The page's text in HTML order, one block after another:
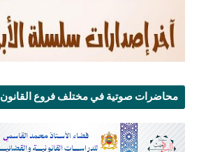
محاضرات صوتية في مختلف فروع القانون